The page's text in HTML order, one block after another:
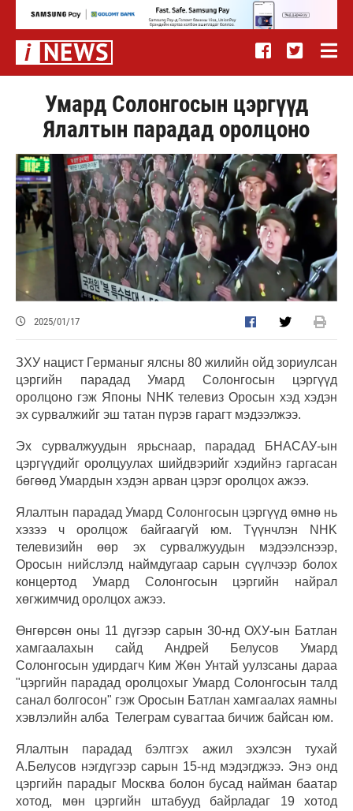
Умард Солонгосын цэргүүд
Ялалтын парадад оролцоно
2025/01/17
ЗХУ нацист Германыг ялсны 80 жилийн ойд зориулсан
цэргийн парадад Умард Солонгосын цэргүүд
оролцоно гэж Японы NHK телевиз Оросын хэд хэдэн
эх сурвалжийг эш татан пүрэв гарагт мэдээлжээ.
Эх сурвалжуудын ярьснаар, парадад БНАСАУ-ын
цэргүүдийг оролцуулах шийдвэрийг хэдийнэ гаргасан
бөгөөд Умардын хэдэн арван цэрэг оролцох ажээ.
Ялалтын парадад Умард Солонгосын цэргүүд өмнө нь
хэзээ ч оролцож байгаагүй юм. Түүнчлэн NHK
телевизийн өөр эх сурвалжуудын мэдээлснээр,
Оросын нийслэлд наймдугаар сарын сүүлчээр болох
концертод Умард Солонгосын цэргийн найрал
хөгжимчид оролцох ажээ.
Өнгөрсөн оны 11 дүгээр сарын 30-нд ОХУ-ын Батлан
хамгаалахын сайд Андрей Белусов Умард
Солонгосын удирдагч Ким Жөн Унтай уулзсаны дараа
"цэргийн парадад оролцохыг Умард Солонгосын талд
санал болгосон" гэж Оросын Батлан хамгаалах яамны
хэвлэлийн алба Телеграм сувагтаа бичиж байсан юм.
Ялалтын парадад бэлтгэх ажил эхэлсэн тухай
А.Белусов нэгдүгээр сарын 15-нд мэдэгджээ. Энэ онд
цэргийн парадыг Москва болон бусад найман баатар
хотод, мөн цэргийн штабууд байрладаг 19 хотод